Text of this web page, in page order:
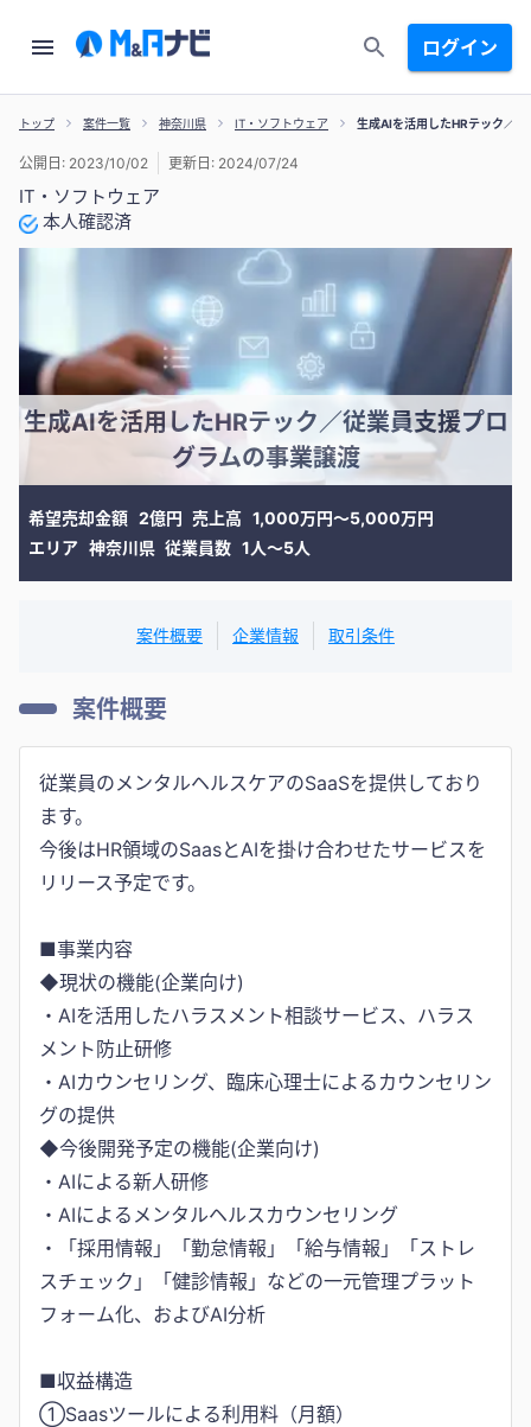
ログイン
トップ 案件一覧 神奈川県 IT・ソフトウェア 生成AIを活用したHRテック／
IT・ソフトウェア
本人確認済
公開日: 2023/10/02 更新日: 2024/07/24
生成AIを活用したHRテック／従業員支援プロ
グラムの事業譲渡
希望売却金額 2億円 売上高 1,000万円〜5,000万円
エリア 神奈川県 従業員数 1人〜5人
案件概要 企業情報 取引条件
案件概要
従業員のメンタルヘルスケアのSaaSを提供しており
ます。
今後はHR領域のSaasとAIを掛け合わせたサービスを
リリース予定です。
■事業内容
◆現状の機能(企業向け)
・AIを活用したハラスメント相談サービス、ハラス
メント防止研修
・AIカウンセリング、臨床心理士によるカウンセリン
グの提供
◆今後開発予定の機能(企業向け)
・AIによる新人研修
・AIによるメンタルヘルスカウンセリング
・「採用情報」「勤怠情報」「給与情報」「ストレ
スチェック」「健診情報」などの一元管理プラット
フォーム化、およびAI分析
■収益構造
①Saasツールによる利用料（月額）